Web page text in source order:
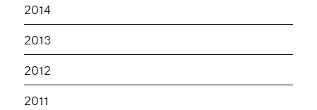
2014
2013
2012
2011